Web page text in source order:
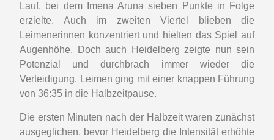
Lauf, bei dem Imena Aruna sieben Punkte in Folge
erzielte. Auch im zweiten Viertel blieben die
Leimenerinnen konzentriert und hielten das Spiel auf
Augenhöhe. Doch auch Heidelberg zeigte nun sein
Potenzial und durchbrach immer wieder die
Verteidigung. Leimen ging mit einer knappen Führung
von 36:35 in die Halbzeitpause.
Die ersten Minuten nach der Halbzeit waren zunächst
ausgeglichen, bevor Heidelberg die Intensität erhöhte